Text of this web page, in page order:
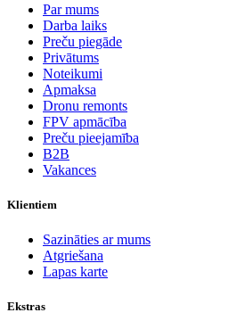
Par mums
Darba laiks
Preču piegāde
Privātums
Noteikumi
Apmaksa
Dronu remonts
FPV apmācība
Preču pieejamība
B2B
Vakances
Klientiem
Sazināties ar mums
Atgriešana
Lapas karte
Ekstras